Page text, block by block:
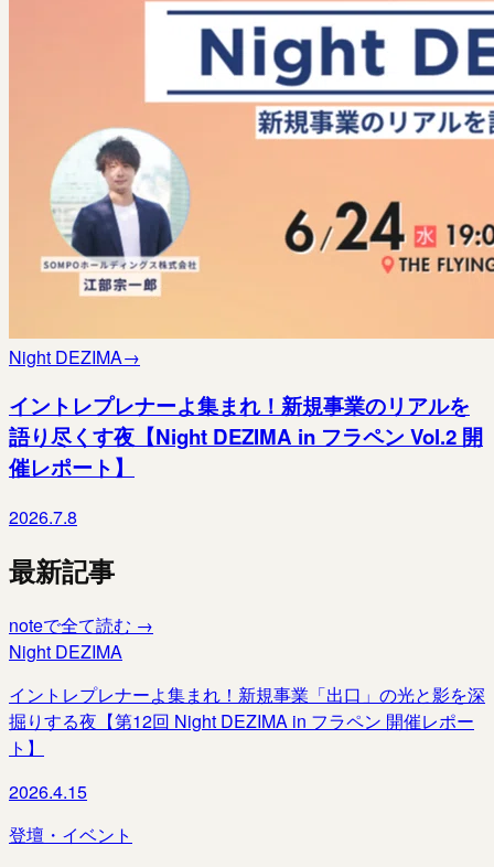
Night DEZIMA→
イントレプレナーよ集まれ！新規事業のリアルを
語り尽くす夜【Night DEZIMA in フラペン Vol.2 開
催レポート】
2026.7.8
最新記事
noteで全て読む →
Night DEZIMA
イントレプレナーよ集まれ！新規事業「出口」の光と影を深
掘りする夜【第12回 Night DEZIMA in フラペン 開催レポー
ト】
2026.4.15
登壇・イベント